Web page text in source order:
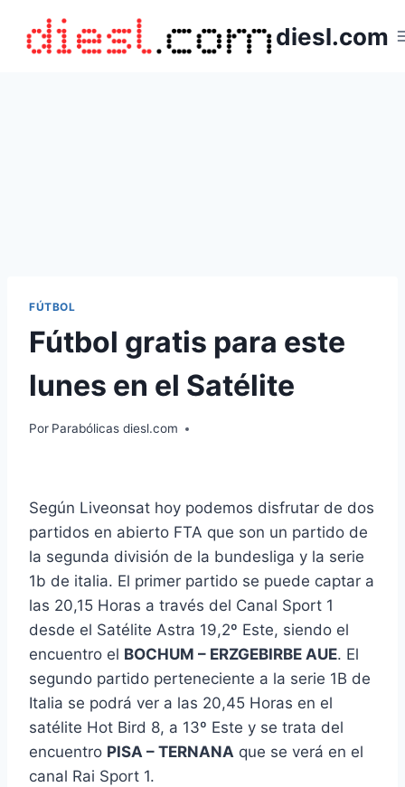
contenido
diesl.com
FÚTBOL
Fútbol gratis para este
lunes en el Satélite
Por Parabólicas diesl.com
Según Liveonsat hoy podemos disfrutar de dos
partidos en abierto FTA que son un partido de
la segunda división de la bundesliga y la serie
1b de italia. El primer partido se puede captar a
las 20,15 Horas a través del Canal Sport 1
desde el Satélite Astra 19,2º Este, siendo el
encuentro el BOCHUM – ERZGEBIRBE AUE. El
segundo partido perteneciente a la serie 1B de
Italia se podrá ver a las 20,45 Horas en el
satélite Hot Bird 8, a 13º Este y se trata del
encuentro PISA – TERNANA que se verá en el
canal Rai Sport 1.